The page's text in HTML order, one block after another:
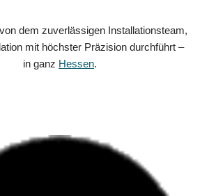
dem zuverlässigen Installationsteam,
mit höchster Präzision durchführt –
in ganz Hessen.